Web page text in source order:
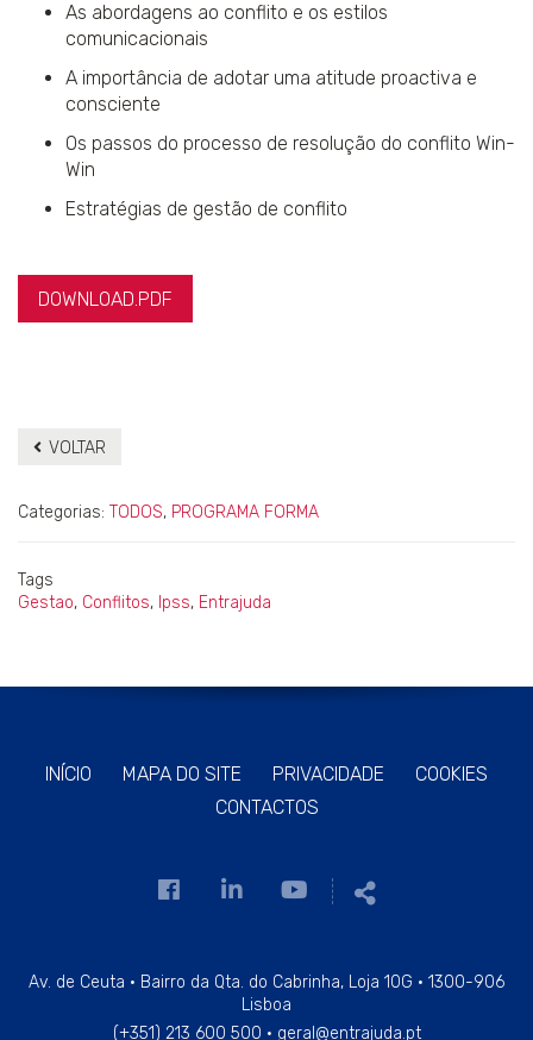
As abordagens ao conflito e os estilos
comunicacionais
A importância de adotar uma atitude proactiva e
consciente
Os passos do processo de resolução do conflito Win-
Win
Estratégias de gestão de conflito
DOWNLOAD.PDF
VOLTAR
Categorias: TODOS, PROGRAMA FORMA
Tags
Gestao, Conflitos, Ipss, Entrajuda
INÍCIO MAPA DO SITE PRIVACIDADE
COOKIES
CONTACTOS
Link
página
Link
página
de
Link
página
Av. de Ceuta · Bairro da Qta. do Cabrinha, Loja 10G · 1300-906
Lisboa
(+351) 213 600 500 · geral@entrajuda.pt